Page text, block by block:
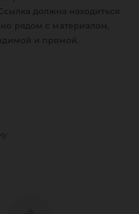
должна находиться
рядом с материалом,
и прямой.